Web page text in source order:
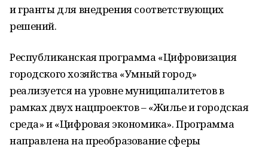
и гранты для внедрения соответствующих
решений.
Республиканская программа «Цифровизация
городского хозяйства «Умный город»
реализуется на уровне муниципалитетов в
рамках двух нацпроектов – «Жилье и городская
среда» и «Цифровая экономика». Программа
направлена на преобразование сферы